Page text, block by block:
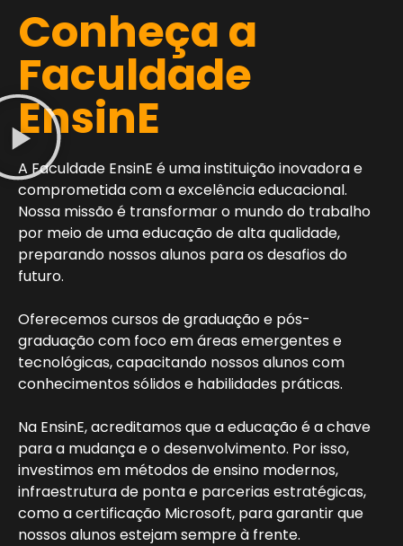
Conheça a
Faculdade
EnsinE
A Faculdade EnsinE é uma instituição inovadora e
comprometida com a excelência educacional.
Nossa missão é transformar o mundo do trabalho
por meio de uma educação de alta qualidade,
preparando nossos alunos para os desafios do
futuro.
Oferecemos cursos de graduação e pós-
graduação com foco em áreas emergentes e
tecnológicas, capacitando nossos alunos com
conhecimentos sólidos e habilidades práticas.
Na EnsinE, acreditamos que a educação é a chave
para a mudança e o desenvolvimento. Por isso,
investimos em métodos de ensino modernos,
infraestrutura de ponta e parcerias estratégicas,
como a certificação Microsoft, para garantir que
nossos alunos estejam sempre à frente.